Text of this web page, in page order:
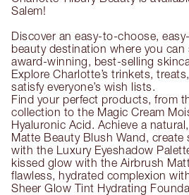
Salem!
Discover an easy-to-choose,
beauty destination where you can
award-winning, best-selling
Explore Charlotte’s trinkets,
satisfy everyone’s wish lists.
Find your perfect products, from
collection to the Magic Cream
Hyaluronic Acid. Achieve a
Matte Beauty Blush Wand,
with the Luxury Eyeshadow
kissed glow with the Airbrush
flawless, hydrated complexion
Sheer Glow Tint Hydrating